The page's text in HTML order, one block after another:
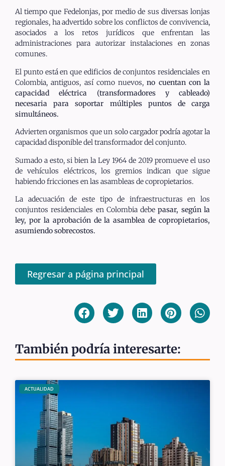
Al tiempo que Fedelonjas, por medio de sus diversas lonjas
regionales, ha advertido sobre los conflictos de convivencia,
asociados a los retos jurídicos que enfrentan las
administraciones para autorizar instalaciones en zonas
comunes.
El punto está en que edificios de conjuntos residenciales en
Colombia, antiguos, así como nuevos,no cuentan con la
capacidad eléctrica (transformadores y cableado)
necesaria para soportar múltiples puntos de carga
simultáneos.
Advierten organismos que un solo cargador podría agotar la
capacidad disponible del transformador del conjunto.
Sumado a esto, si bien la Ley 1964 de 2019 promueve el uso
de vehículos eléctricos, los gremios indican que sigue
habiendo fricciones en las asambleas de copropietarios.
La adecuación de este tipo de infraestructuras en los
conjuntos residenciales en Colombia debepasar, según la
ley, por la aprobación de la asamblea de copropietarios,
asumiendo sobrecostos.
Regresar a página principal
También podría interesarte:
ACTUALIDAD